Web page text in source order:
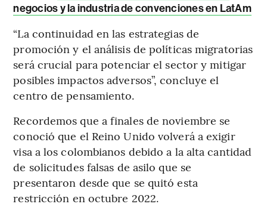
negocios y la industria de convenciones en LatAm
“La continuidad en las estrategias de
promoción y el análisis de políticas migratorias
será crucial para potenciar el sector y mitigar
posibles impactos adversos”, concluye el
centro de pensamiento.
Recordemos que a finales de noviembre se
conoció que el Reino Unido volverá a exigir
visa a los colombianos debido a la alta cantidad
de solicitudes falsas de asilo que se
presentaron desde que se quitó esta
restricción en octubre 2022.